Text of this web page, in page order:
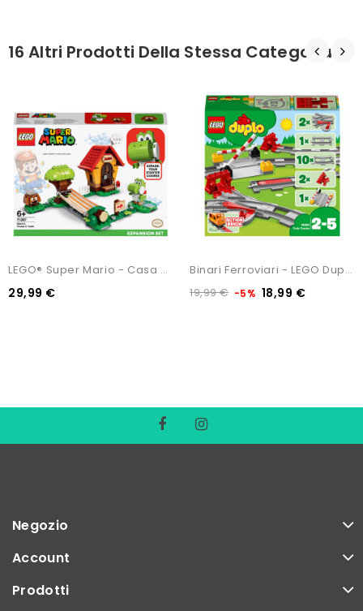
16 Altri Prodotti Della Stessa Categoria:
LEGO® Super Mario - Casa Di...
29,99 €
Binari Ferroviari - LEGO Duplo
19,99 € -5% 18,99 €
Negozio
Account
Prodotti